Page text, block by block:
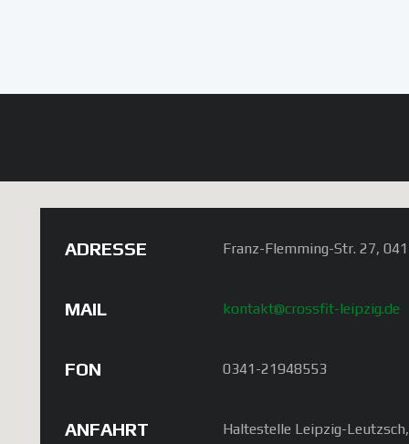
ADRESSE Franz-Flemming-Str. 27,
MAIL kontakt@crossfit-leipzig.de
FON 0341-21948553
ANFAHRT
Haltestelle Leipzig-